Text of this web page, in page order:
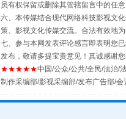
全民健身五年计划来了
员有权保留或删除其管辖留言中的任意
六、本传媒结合现代网络科技影视文
策、影视文化传媒交流。合法有效地
七、参与本网发表评论感言即表明您
发布，敬请多提宝贵意见！真诚感谢
★★★★★中国/公众/公共/全民/法治/
制作采编部/影视采编部/发布广告部/会